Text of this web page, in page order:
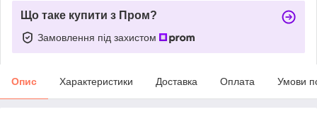
Що таке купити з Пром?
Замовлення під захистом
Опис Характеристики Доставка Оплата Умови